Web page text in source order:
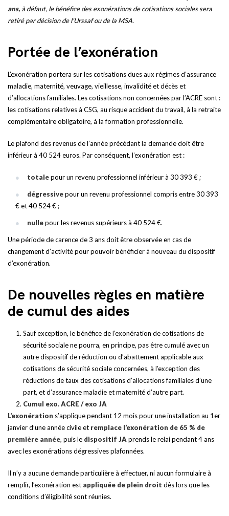
ans, à défaut, le bénéfice des exonérations de cotisations sociales sera
retiré par décision de l’Urssaf ou de la MSA.
Portée de l’exonération
L’exonération portera sur les cotisations dues aux régimes d’assurance
maladie, maternité, veuvage, vieillesse, invalidité et décès et
d’allocations familiales. Les cotisations non concernées par l’ACRE sont :
les cotisations relatives à CSG, au risque accident du travail, à la retraite
complémentaire obligatoire, à la formation professionnelle.
Le plafond des revenus de l’année précédant la demande doit être
inférieur à 40 524 euros. Par conséquent, l’exonération est :
totalepour un revenu professionnel inférieur à 30 393 € ;
dégressivepour un revenu professionnel compris entre 30 393
€ et 40 524 € ;
nullepour les revenus supérieurs à 40 524 €.
Une période de carence de 3 ans doit être observée en cas de
changement d’activité pour pouvoir bénéficier à nouveau du dispositif
d’exonération.
De nouvelles règles en matière
de cumul des aides
Sauf exception, le bénéfice de l’exonération de cotisations de
sécurité sociale ne pourra, en principe, pas être cumulé avec un
autre dispositif de réduction ou d’abattement applicable aux
cotisations de sécurité sociale concernées, à l’exception des
réductions de taux des cotisations d’allocations familiales d’une
part, et d’assurance maladie et maternité d’autre part.
Cumul exo. ACRE / exo JA
L’exonération s’applique pendant 12 mois pour une installation au 1er
janvier d’une année civile et remplace l’exonération de 65 % de
première année, puis le dispositif JAprends le relai pendant 4 ans
avec les exonérations dégressives plafonnées.
Il n’y a aucune demande particulière à effectuer, ni aucun formulaire à
remplir, l’exonération est appliquée de plein droit dès lors que les
conditions d’éligibilité sont réunies.